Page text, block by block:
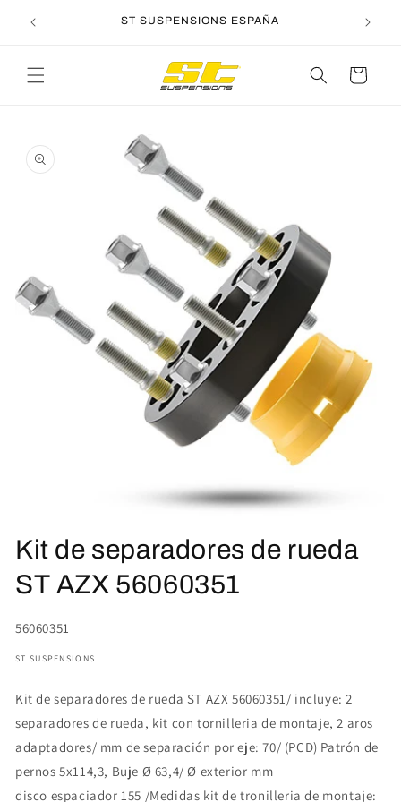
directamente
ST SUSPENSIONS ESPAÑA
Carrito
a la
información
multimedia
1
en
una
Kit de separadores de rueda
ST AZX 56060351
SKU:
56060351
ST SUSPENSIONS
Kit de separadores de rueda ST AZX 56060351/ incluye: 2
separadores de rueda, kit con tornilleria de montaje, 2 aros
adaptadores/ mm de separación por eje: 70/ (PCD) Patrón de
pernos 5x114,3, Buje Ø 63,4/ Ø exterior mm
disco espaciador 155 /Medidas kit de tronilleria de montaje: